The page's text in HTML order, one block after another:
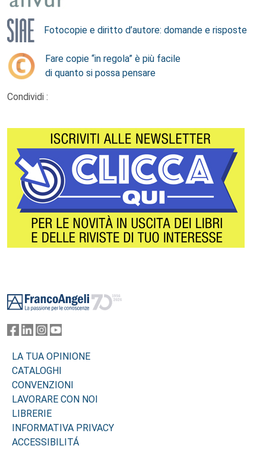
Fotocopie e diritto d’autore: domande e risposte
Fare copie “in regola” è più facile
di quanto si possa pensare
Condividi :
LA TUA OPINIONE
CATALOGHI
CONVENZIONI
LAVORARE CON NOI
LIBRERIE
INFORMATIVA PRIVACY
ACCESSIBILITÁ